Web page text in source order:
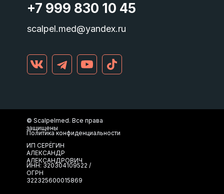
scalpel.med@yandex.ru
+7 999 830 10 45
Политика конфиденциальности
© Scalpelmed. Все права
защищены
ИП СЕРЁГИН
АЛЕКСАНДР
АЛЕКСАНДРОВИЧ
ИНН: 320304109522 /
ОГРН
322325600015869